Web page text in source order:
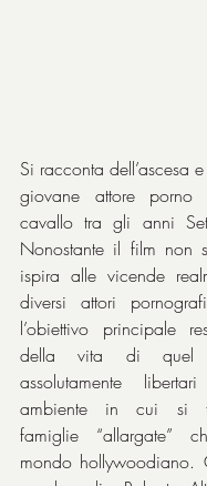
Si racconta dell’ascesa
giovane attore
cavallo tra gli anni
Nonostante il film non
ispira alle vicende
diversi attori
l’obiettivo principale
della vita di quel
assolutamente
ambiente in cui si
famiglie “allargate”
mondo hollywoodiano.